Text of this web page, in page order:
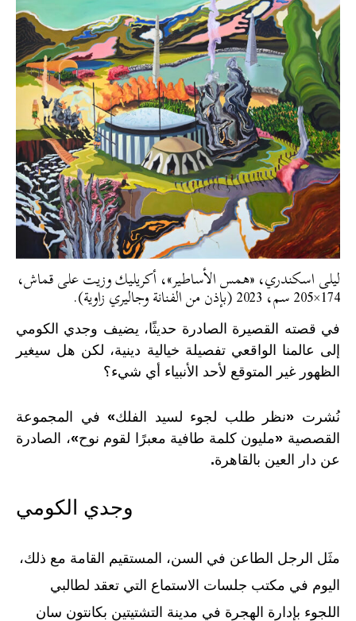
ليلى اسكندري، «همس الأساطير»، أكريليك وزيت على قماش،
174×205 سم، 2023 (بإذن من الفنانة وجاليري زاوية).
في قصته القصيرة الصادرة حديثًا، يضيف وجدي الكومي
إلى عالمنا الواقعي تفصيلة خيالية دينية، لكن هل سيغير
الظهور غير المتوقع لأحد الأنبياء أي شيء؟
نُشرت «نظر طلب لجوء لسيد الفلك» في المجموعة
القصصية «مليون كلمة طافية معبرًا لقوم نوح»، الصادرة
عن دار العين بالقاهرة.
وجدي الكومي
مثَل الرجل الطاعن في السن، المستقيم القامة مع ذلك،
اليوم في مكتب جلسات الاستماع التي تعقد لطالبي
اللجوء بإدارة الهجرة في مدينة التشتيتين بكانتون سان